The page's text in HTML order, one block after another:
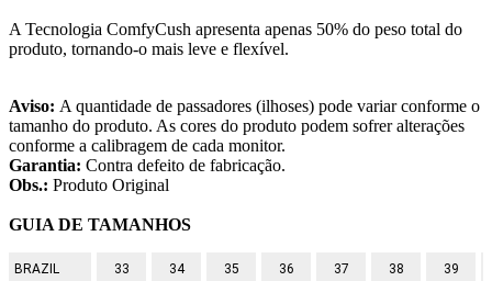
A Tecnologia ComfyCush apresenta apenas 50% do peso total do
produto, tornando-o mais leve e flexível.
Aviso: A quantidade de passadores (ilhoses) pode variar conforme o
tamanho do produto. As cores do produto podem sofrer alterações
conforme a calibragem de cada monitor.
Garantia: Contra defeito de fabricação.
Obs.: Produto Original
GUIA DE TAMANHOS
BRAZIL 33 34 35 36 37 38 39